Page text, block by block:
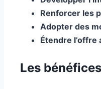
Renforcer les
Adopter des
Étendre
Les